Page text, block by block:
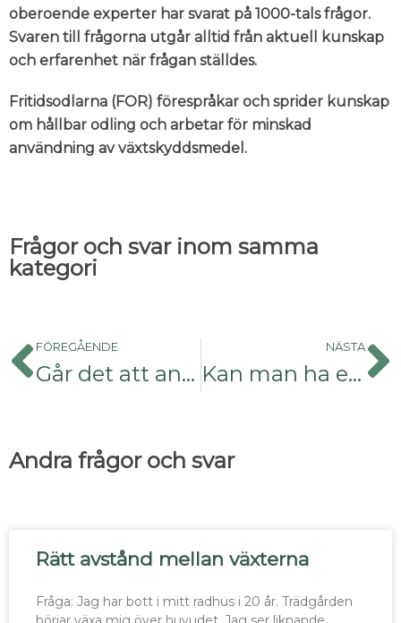
oberoende experter har svarat på 1000-tals frågor.
Svaren till frågorna utgår alltid från aktuell kunskap
och erfarenhet när frågan ställdes.
Fritidsodlarna (FOR) förespråkar och sprider kunskap
om hållbar odling och arbetar för minskad
användning av växtskyddsmedel.
Frågor och svar inom samma
kategori
FÖREGÅENDE
Går det att använda grå geotextilduk
NÄSTA
Kan man ha en rabatt vid björken?
Andra frågor och svar
Rätt avstånd mellan växterna
Fråga: Jag har bott i mitt radhus i 20 år. Trädgården